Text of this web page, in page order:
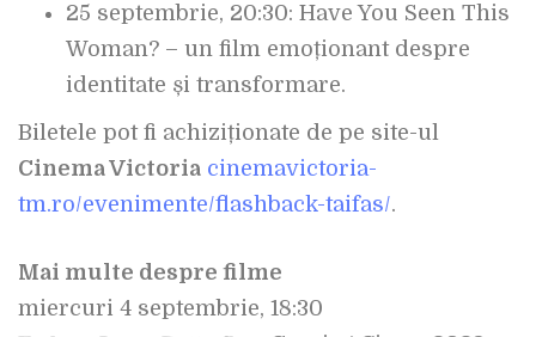
25 septembrie, 20:30: Have You Seen This
Woman? – un film emoționant despre
identitate și transformare.
Biletele pot fi achiziționate de pe site-ul
Cinema Victoria cinemavictoria-
tm.ro/evenimente/flashback-taifas/.
Mai multe despre filme
miercuri 4 septembrie, 18:30